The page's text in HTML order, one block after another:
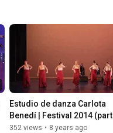
Estudio de danza Carlota
Benedí | Festival 2014
1)
352 views • 8 years ago